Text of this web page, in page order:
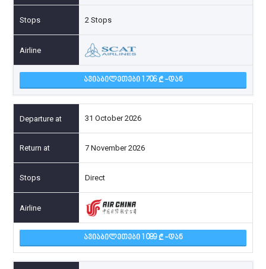
2 Stops
ᲐᲕᲘᲐᲑᲘᲚᲔᲗᲔᲑᲘ 1 706 -ᲓᲐᲜ
31 October 2026
7 November 2026
Direct
ᲐᲕᲘᲐᲑᲘᲚᲔᲗᲔᲑᲘ 1 089 -ᲓᲐᲜ